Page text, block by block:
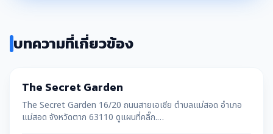
บทความที่เกี่ยวข้อง
ท่องเที่ยว
The Secret Garden
The Secret Garden 16/20 ถนนสายเอเชีย ตำบลแม่สอด อำเภอ
แม่สอด จังหวัดตาก 63110 ดูแผนที่คลิ๊ก.